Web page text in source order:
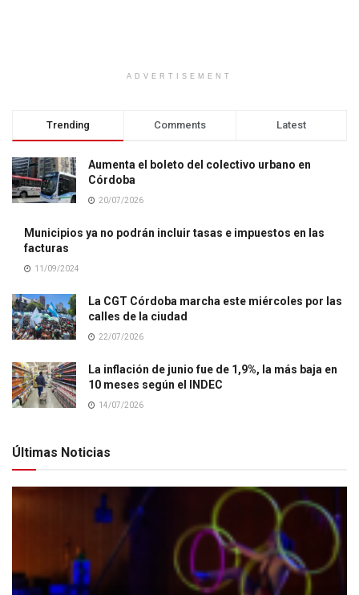
ADVERTISEMENT
Trending Comments Latest
Aumenta el boleto del colectivo urbano en
Córdoba
20/07/2026
Municipios ya no podrán incluir tasas e impuestos en las
facturas
11/09/2024
La CGT Córdoba marcha este miércoles por las
calles de la ciudad
22/07/2026
La inflación de junio fue de 1,9%, la más baja en
10 meses según el INDEC
14/07/2026
Últimas Noticias